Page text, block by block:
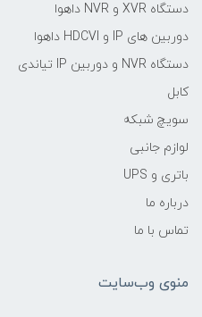
دستگاه XVR و NVR داهوا
دوربین های IP و HDCVI داهوا
دستگاه NVR و دوربین IP تیاندی
کابل
سویچ شبکه
لوازم جانبی
باتری و UPS
درباره ما
تماس با ما
منوی وب‌سایت